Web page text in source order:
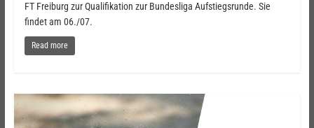
FT Freiburg zur Qualifikation zur Bundesliga Aufstiegsrunde. Sie
findet am 06./07.
Read more